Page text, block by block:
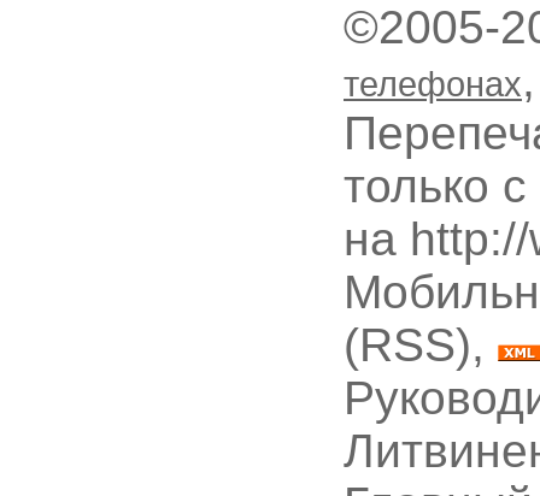
©2005-
телефонах
только
на
(RSS),